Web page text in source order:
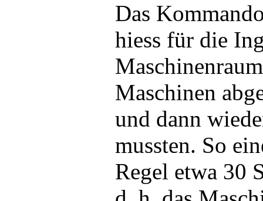
Das
hiess für die
Maschinen
und dann
mussten. So
Regel etwa 30